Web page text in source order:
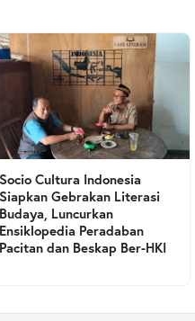
Socio Cultura Indonesia
Siapkan Gebrakan Literasi
Budaya, Luncurkan
Ensiklopedia Peradaban
Pacitan dan Beskap Ber-HKI